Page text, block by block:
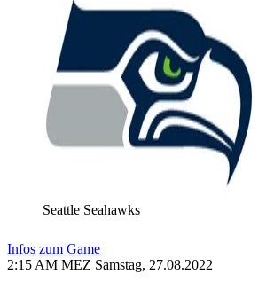
Seattle Seahawks
Infos zum Game
2:15 AM MEZ Samstag, 27.08.2022